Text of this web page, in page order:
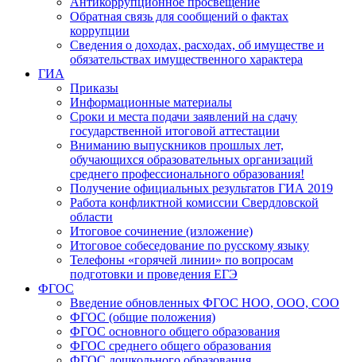
Обратная связь для сообщений о фактах
коррупции
Сведения о доходах, расходах, об имуществе и
обязательствах имущественного характера
ГИА
Приказы
Информационные материалы
Сроки и места подачи заявлений на сдачу
государственной итоговой аттестации
Вниманию выпускников прошлых лет,
обучающихся образовательных организаций
среднего профессионального образования!
Получение официальных результатов ГИА 2019
Работа конфликтной комиссии Свердловской
области
Итоговое сочинение (изложение)
Итоговое собеседование по русскому языку
Телефоны «горячей линии» по вопросам
подготовки и проведения ЕГЭ
ФГОС
Введение обновленных ФГОС НОО, ООО, СОО
ФГОС (общие положения)
ФГОС основного общего образования
ФГОС среднего общего образования